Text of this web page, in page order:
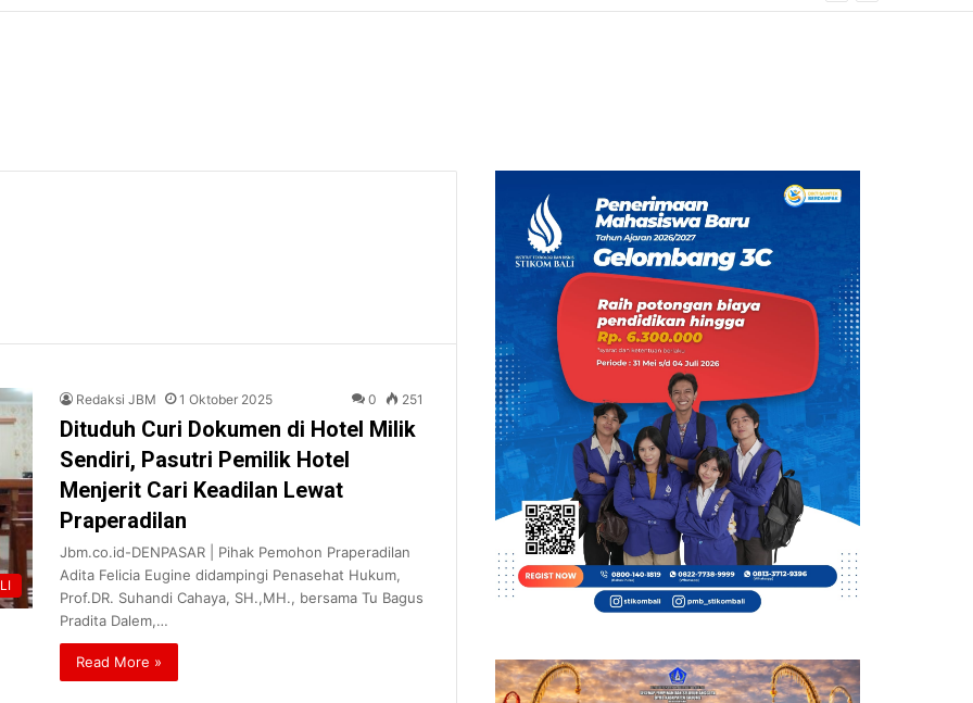
Redaksi JBM 1 Oktober 2025 0 251
Dituduh Curi Dokumen di Hotel Milik
Sendiri, Pasutri Pemilik Hotel
Menjerit Cari Keadilan Lewat
Praperadilan
Jbm.co.id-DENPASAR | Pihak Pemohon Praperadilan
Adita Felicia Eugine didampingi Penasehat Hukum,
Prof.DR. Suhandi Cahaya, SH.,MH., bersama Tu Bagus
Pradita Dalem,…
Read More »